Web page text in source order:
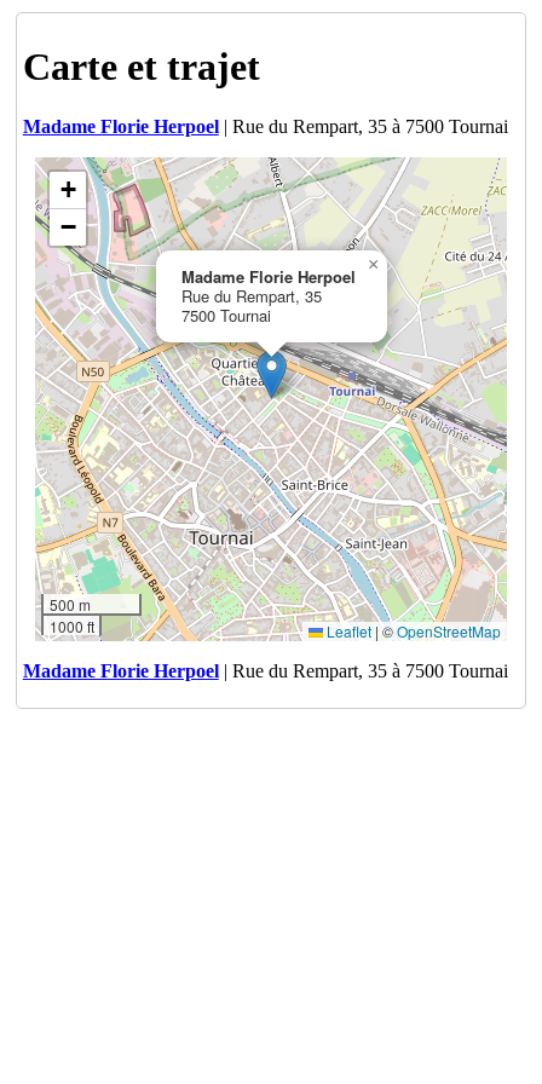
Carte et trajet
Madame Florie Herpoel| Rue du Rempart, 35 à 7500 Tournai
Madame Florie Herpoel
Rue du Rempart, 35
7500 Tournai
×
+
−
500 m
1000 ft
Leaflet | ©OpenStreetMap
Madame Florie Herpoel| Rue du Rempart, 35 à 7500 Tournai